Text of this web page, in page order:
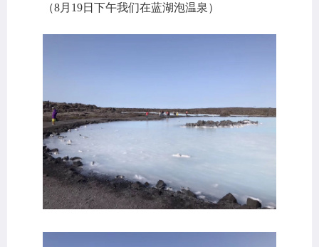
（8月19日下午我们在蓝湖泡温泉）